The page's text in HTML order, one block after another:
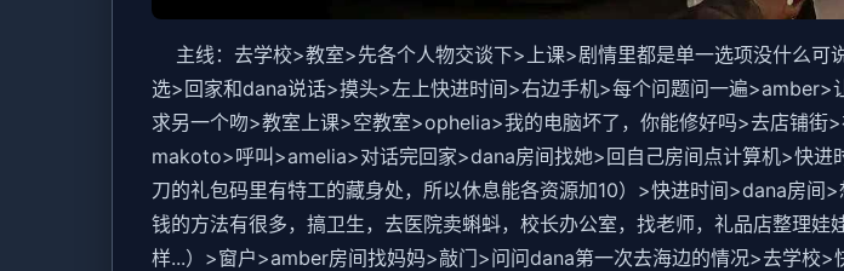
主线：去学校>教室>先各个人物交谈下>上课>剧情里都是单一选项没什么
选>回家和dana说话>摸头>左上快进时间>右边手机>每个问题问一遍
求另一个吻>教室上课>空教室>ophelia>我的电脑坏了，你能修好吗>去店铺
makoto>呼叫>amelia>对话完回家>dana房间找她>回自己房间点计算机>快
刀的礼包码里有特工的藏身处，所以休息能各资源加10）>快进时间>dana房
钱的方法有很多，搞卫生，去医院卖蝌蚪，校长办公室，找老师，礼品店整理
样...）>窗户>amber房间找妈妈>敲门>问问dana第一次去海边的情况>去学校